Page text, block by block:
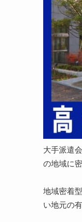
大手派遣
の地域に
地域密着
い地元の